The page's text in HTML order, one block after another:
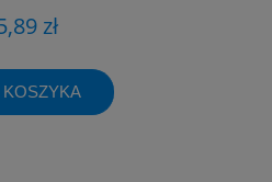
zł
KOSZYKA